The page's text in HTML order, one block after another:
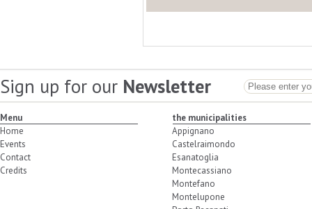
Sign up for our Newsletter
Menu
Home
Events
Contact
Credits
the municipalities
Appignano
Castelraimondo
Esanatoglia
Montecassiano
Montefano
Montelupone